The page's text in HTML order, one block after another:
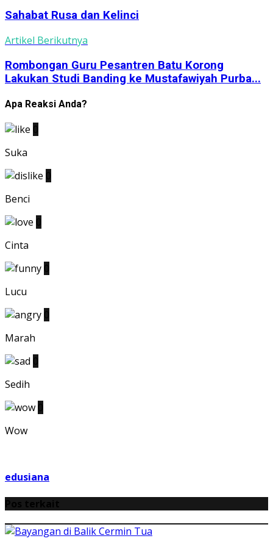
Sahabat Rusa dan Kelinci
Artikel Berikutnya
Rombongan Guru Pesantren Batu Korong
Lakukan Studi Banding ke Mustafawiyah Purba...
Apa Reaksi Anda?
Suka
Benci
Cinta
Lucu
Marah
Sedih
Wow
edusiana